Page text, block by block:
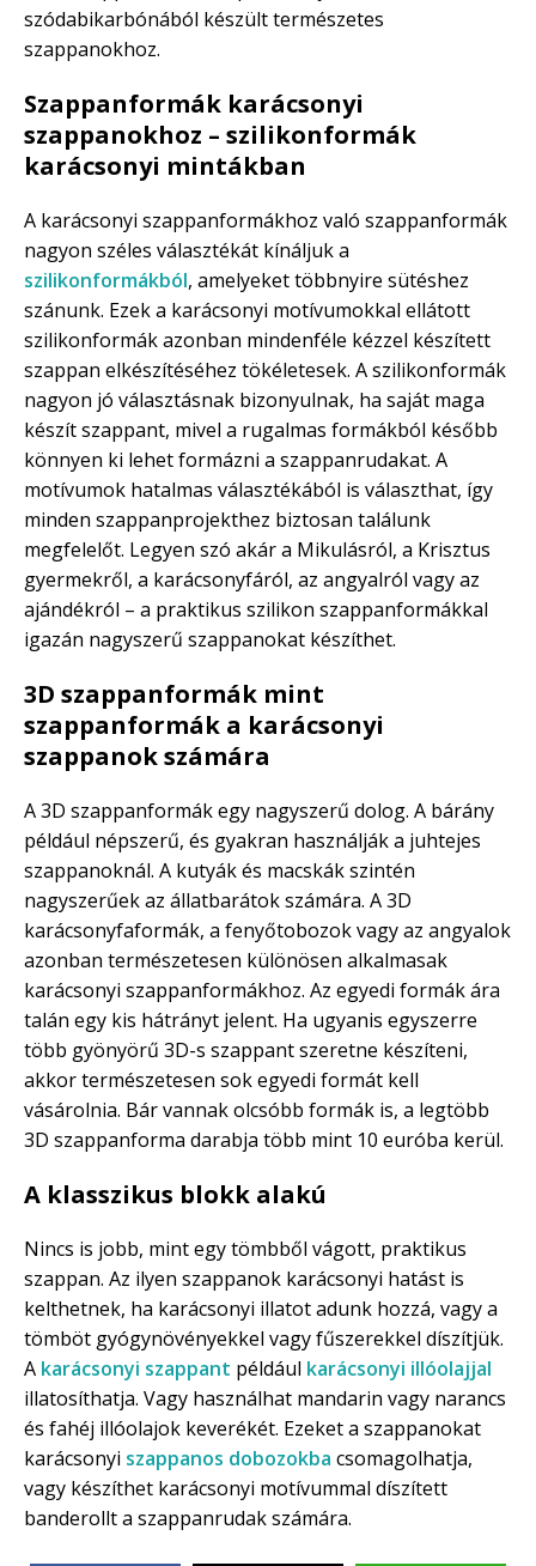
szódabikarbónából készült természetes
szappanokhoz.
Szappanformák karácsonyi
szappanokhoz – szilikonformák
karácsonyi mintákban
A karácsonyi szappanformákhoz való szappanformák
nagyon széles választékát kínáljuk a
szilikonformákból, amelyeket többnyire sütéshez
szánunk. Ezek a karácsonyi motívumokkal ellátott
szilikonformák azonban mindenféle kézzel készített
szappan elkészítéséhez tökéletesek. A szilikonformák
nagyon jó választásnak bizonyulnak, ha saját maga
készít szappant, mivel a rugalmas formákból később
könnyen ki lehet formázni a szappanrudakat. A
motívumok hatalmas választékából is választhat, így
minden szappanprojekthez biztosan találunk
megfelelőt. Legyen szó akár a Mikulásról, a Krisztus
gyermekről, a karácsonyfáról, az angyalról vagy az
ajándékról – a praktikus szilikon szappanformákkal
igazán nagyszerű szappanokat készíthet.
3D szappanformák mint
szappanformák a karácsonyi
szappanok számára
A 3D szappanformák egy nagyszerű dolog. A bárány
például népszerű, és gyakran használják a juhtejes
szappanoknál. A kutyák és macskák szintén
nagyszerűek az állatbarátok számára. A 3D
karácsonyfaformák, a fenyőtobozok vagy az angyalok
azonban természetesen különösen alkalmasak
karácsonyi szappanformákhoz. Az egyedi formák ára
talán egy kis hátrányt jelent. Ha ugyanis egyszerre
több gyönyörű 3D-s szappant szeretne készíteni,
akkor természetesen sok egyedi formát kell
vásárolnia. Bár vannak olcsóbb formák is, a legtöbb
3D szappanforma darabja több mint 10 euróba kerül.
A klasszikus blokk alakú
Nincs is jobb, mint egy tömbből vágott, praktikus
szappan. Az ilyen szappanok karácsonyi hatást is
kelthetnek, ha karácsonyi illatot adunk hozzá, vagy a
tömböt gyógynövényekkel vagy fűszerekkel díszítjük.
A karácsonyi szappant például karácsonyi illóolajjal
illatosíthatja. Vagy használhat mandarin vagy narancs
és fahéj illóolajok keverékét. Ezeket a szappanokat
karácsonyi szappanos dobozokba csomagolhatja,
vagy készíthet karácsonyi motívummal díszített
banderollt a szappanrudak számára.